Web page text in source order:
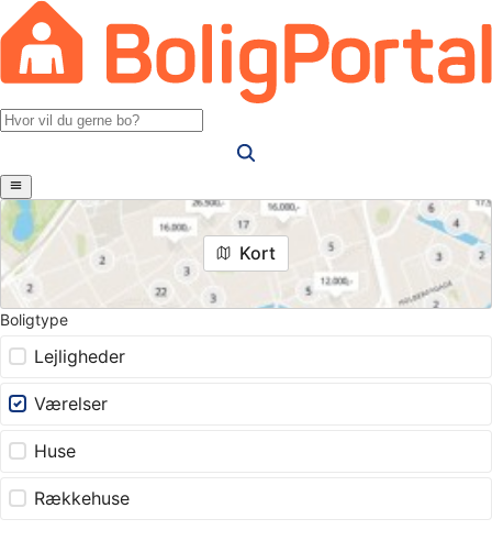
Kort
Boligtype
Lejligheder
Værelser
Huse
Rækkehuse